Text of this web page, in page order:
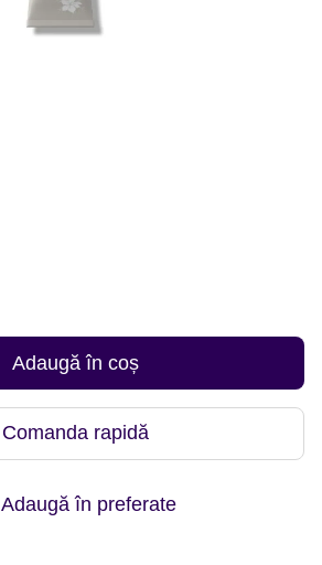
Adaugă în coș
Comanda rapidă
Adaugă în preferate